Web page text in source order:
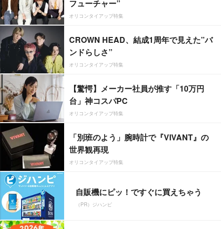
フューチャー”
オリコンタイアップ特集
CROWN HEAD、結成1周年で見えた”バ
ンドらしさ”
オリコンタイアップ特集
【驚愕】メーカー社員が推す「10万円
台」神コスパPC
オリコンタイアップ特集
「別班のよう」腕時計で『VIVANT』の
世界観再現
オリコンタイアップ特集
自販機にピッ！ですぐに買えちゃう
（PR）ジハンピ